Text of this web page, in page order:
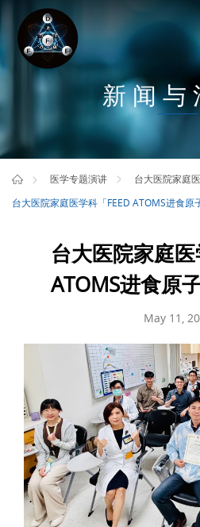
新闻与
医学专题演讲
台大医院家庭
台大医院家庭医学科「FEED ATOMS进食原
台大医院家庭医
ATOMS进食原
May 11,